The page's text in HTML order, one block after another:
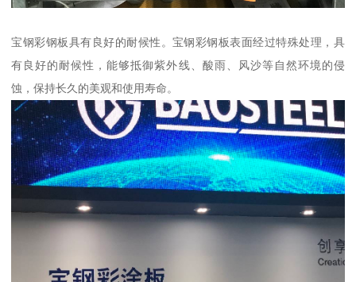
宝钢彩钢板具有良好的耐候性。宝钢彩钢板表面经过特殊处理，具
有良好的耐候性，能够抵御紫外线、酸雨、风沙等自然环境的侵
蚀，保持长久的美观和使用寿命。